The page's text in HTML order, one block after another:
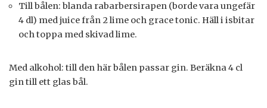
Till bålen: blanda rabarbersirapen (borde vara ungefär
4 dl) med juice från 2 lime och grace tonic. Häll i isbitar
och toppa med skivad lime.
Med alkohol: till den här bålen passar gin. Beräkna 4 cl
gin till ett glas bål.